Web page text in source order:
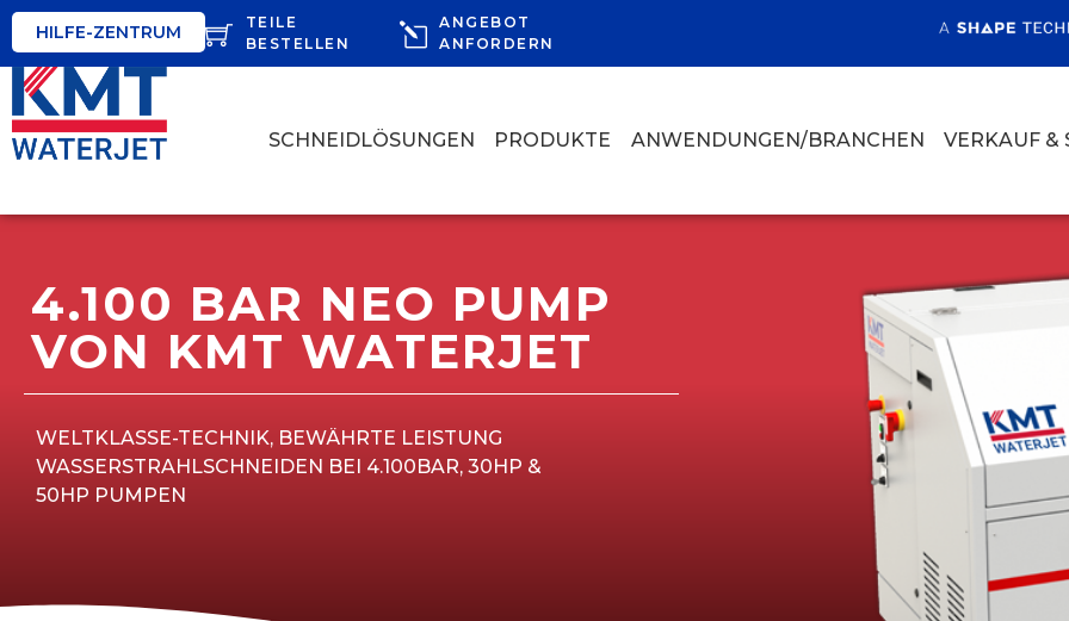
HILFE-ZENTRUM
TEILE
BESTELLEN
ANGEBOT
ANFORDERN
SCHNEIDLÖSUNGEN PRODUKTE ANWENDUNGEN/BRANCHEN VERKAUF &
4.100 BAR NEO PUMP
VON KMT WATERJET
WELTKLASSE-TECHNIK, BEWÄHRTE LEISTUNG
WASSERSTRAHLSCHNEIDEN BEI 4.100BAR, 30HP &
50HP PUMPEN